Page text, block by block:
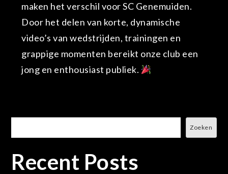
maken het verschil voor SC Genemuiden.
Door het delen van korte, dynamische
video’s van wedstrijden, trainingen en
grappige momenten bereikt onze club een
jong en enthousiast publiek.
Zoeken
Recent Posts